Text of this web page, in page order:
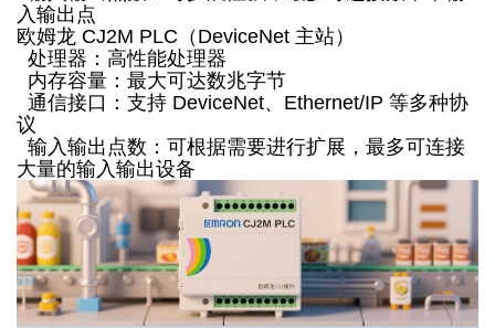
入输出点
欧姆龙 CJ2M PLC（DeviceNet 主站）
处理器：高性能处理器
内存容量：最大可达数兆字节
通信接口：支持 DeviceNet、Ethernet/IP 等多种协
议
输入输出点数：可根据需要进行扩展，最多可连接
大量的输入输出设备